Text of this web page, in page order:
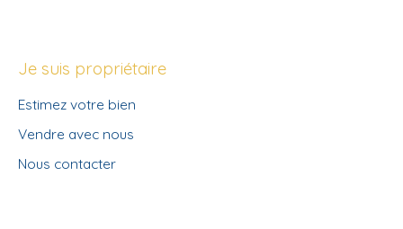
Je suis propriétaire
Estimez votre bien
Vendre avec nous
Nous contacter